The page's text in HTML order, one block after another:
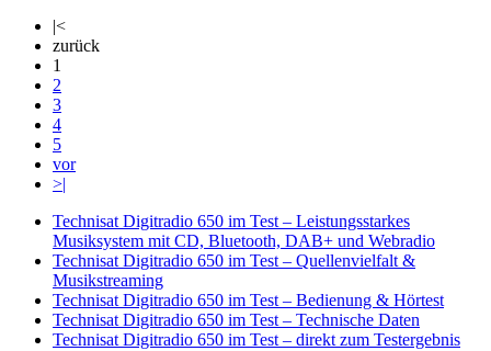
|<
zurück
1
2
3
4
5
vor
>|
Technisat Digitradio 650 im Test – Leistungsstarkes
Musiksystem mit CD, Bluetooth, DAB+ und Webradio
Technisat Digitradio 650 im Test – Quellenvielfalt &
Musikstreaming
Technisat Digitradio 650 im Test – Bedienung & Hörtest
Technisat Digitradio 650 im Test – Technische Daten
Technisat Digitradio 650 im Test – direkt zum Testergebnis